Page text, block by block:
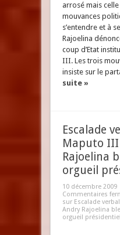
arrosé mais
mouvances
s’entendre et à
Rajoelina
coup d’Etat
III. Les trois
insiste sur le
suite »
Escalade
Maputo III
Rajoelina
orgueil
10 décembre 2009
Commentaires
sur Escalade
Andry Rajoelina
orgueil présidentiel